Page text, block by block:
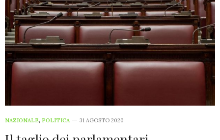
NAZIONALE, POLITICA 31 AGOSTO 2020